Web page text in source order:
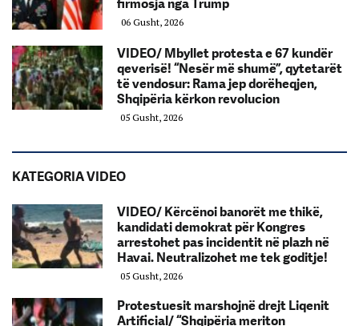
firmosja nga Trump
06 Gusht, 2026
VIDEO/ Mbyllet protesta e 67 kundër
qeverisë! “Nesër më shumë”, qytetarët
të vendosur: Rama jep dorëheqjen,
Shqipëria kërkon revolucion
05 Gusht, 2026
KATEGORIA VIDEO
VIDEO/ Kërcënoi banorët me thikë,
kandidati demokrat për Kongres
arrestohet pas incidentit në plazh në
Havai. Neutralizohet me tek goditje!
05 Gusht, 2026
Protestuesit marshojnë drejt Liqenit
Artificial/ “Shqipëria meriton